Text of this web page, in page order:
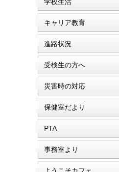
キャリア教育
進路状況
受検生の方へ
災害時の対応
保健室だより
PTA
事務室より